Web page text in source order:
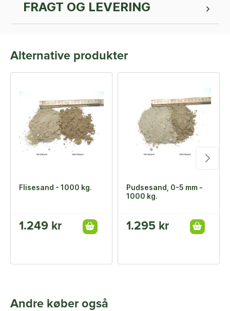
FRAGT OG LEVERING
Alternative produkter
Flisesand - 1000 kg.
1.249 kr
Pudsesand, 0-5 mm -
1000 kg.
1.295 kr
Andre køber også